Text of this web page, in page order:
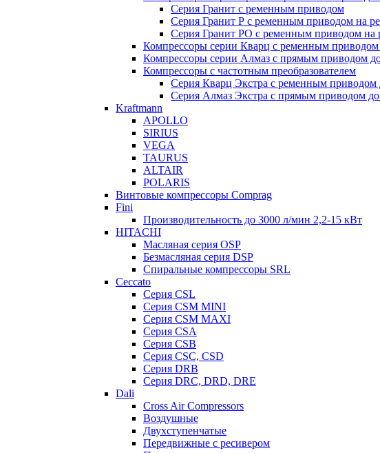
Серия Гранит с ременным приводом
Серия Гранит Р с ременным приводом на
Серия Гранит РО с ременным приводом на
Компрессоры серии Кварц с ременным
Компрессоры серии Алмаз с прямым приводом
Компрессоры с частотным преобразователем
Серия Кварц Экстра с ременным приводом
Серия Алмаз Экстра с прямым приводом
Kraftmann
APOLLO
SIRIUS
VEGA
TAURUS
ALTAIR
POLARIS
Винтовые компрессоры Comprag
Fini
Производительность до 3000 л/мин 2,2-15 кВт
HITACHI
Масляная серия OSP
Безмасляная серия DSP
Спиральные компрессоры SRL
Ceccato
Серия CSL
Серия CSM MINI
Серия CSM MAXI
Серия CSA
Серия CSB
Серия CSC, CSD
Серия DRB
Серия DRC, DRD, DRE
Dali
Cross Air Compressors
Воздушные
Двухступенчатые
Передвижные с ресивером